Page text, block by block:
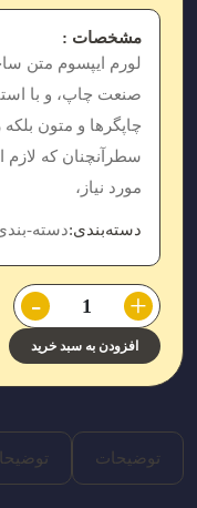
مشخصات :
لورم ایپسوم متن
صنعت چاپ، و با
چاپگرها و متون
سطرآنچنان که
مورد نیاز،
دسته‌بندی:دسته-
+
-
افزودن به سبد خرید
توضیحات